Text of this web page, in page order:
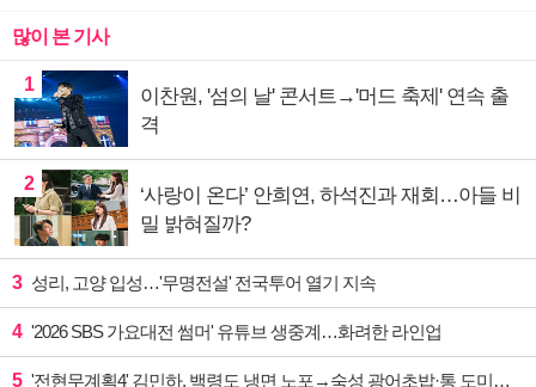
많이 본 기사
1
이찬원, '섬의 날' 콘서트→'머드 축제' 연속 출
격
2
‘사랑이 온다’ 안희연, 하석진과 재회…아들 비
밀 밝혀질까?
3 성리, 고양 입성…'무명전설' 전국투어 열기 지속
4 '2026 SBS 가요대전 썸머' 유튜브 생중계…화려한 라인업
5 '전현무계획4' 김민하, 백령도 냉면 노포→숙성 광어초밥·통 도미찜 맛집 탐방